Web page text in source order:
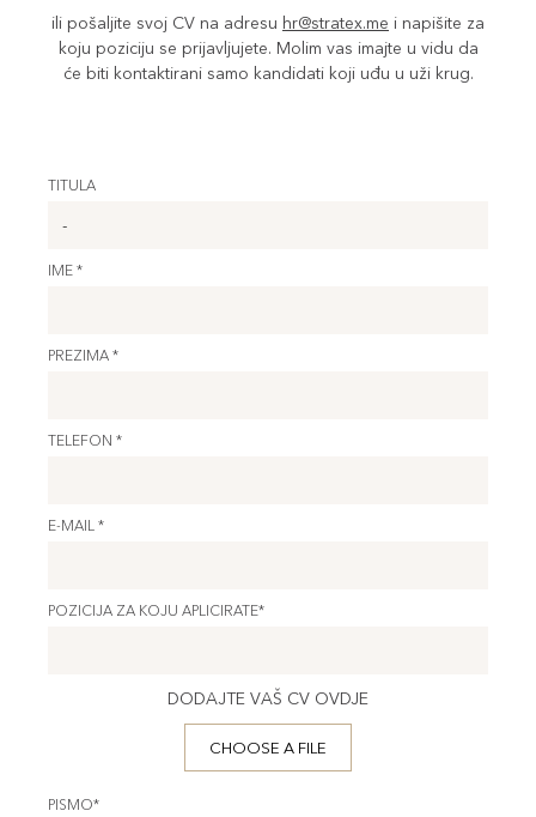
ili pošaljite svoj CV na adresu hr@stratex.me i napišite za
koju poziciju se prijavljujete. Molim vas imajte u vidu da
će biti kontaktirani samo kandidati koji uđu u uži krug.
TITULA
IME *
PREZIMA *
TELEFON *
E-MAIL *
POZICIJA ZA KOJU APLICIRATE*
DODAJTE VAŠ CV OVDJE
CHOOSE A FILE
PISMO*